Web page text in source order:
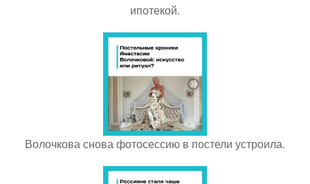
ипотекой.
Волочкова снова фотосессию в постели устроила.